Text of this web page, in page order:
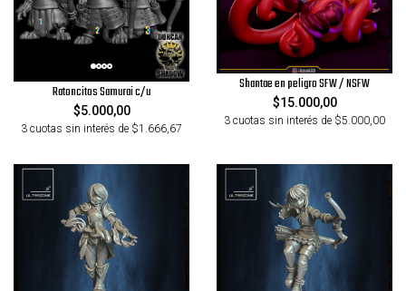
Ratoncitos Samurai c/u
$5.000,00
3 cuotas sin interés de $1.666,67
Shantae en peligro SFW / NSFW
$15.000,00
3 cuotas sin interés de $5.000,00